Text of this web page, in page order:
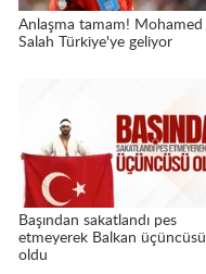
Anlaşma tamam! Mohamed
Salah Türkiye'ye geliyor
Başından sakatlandı pes
etmeyerek Balkan üçüncüsü
oldu